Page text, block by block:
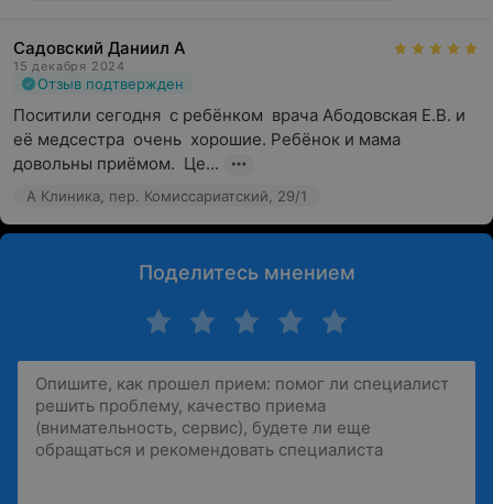
Садовский Даниил А
15 декабря 2024
Отзыв подтвержден
Поситили сегодня  с ребёнком  врача Абодовская Е.В. и
её медсестра  очень  хорошие. Ребёнок и мама
довольны приёмом.  Це...
А Клиника, пер. Комиссариатский, 29/1
Поделитесь мнением